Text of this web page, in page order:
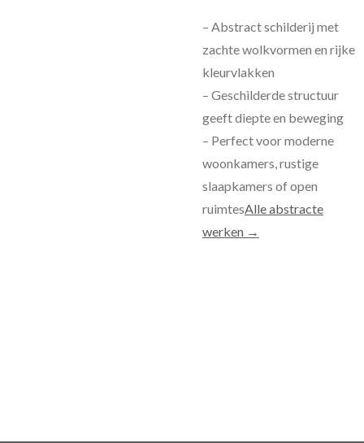
– Abstract schilderij met
zachte wolkvormen en rijke
kleurvlakken
– Geschilderde structuur
geeft diepte en beweging
– Perfect voor moderne
woonkamers, rustige
slaapkamers of open
ruimtesAlle abstracte
werken →